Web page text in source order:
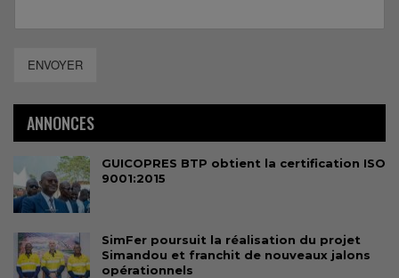
ENVOYER
ANNONCES
GUICOPRES BTP obtient la certification ISO
9001:2015
SimFer poursuit la réalisation du projet
Simandou et franchit de nouveaux jalons
opérationnels